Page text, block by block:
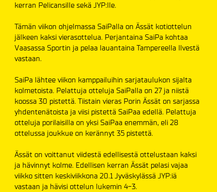
kerran Pelicansille sekä JYP:lle.
Tämän viikon ohjelmassa SaiPalla on Ässät kotiottelun
jälkeen kaksi vierasottelua. Perjantaina SaiPa kohtaa
Vaasassa Sportin ja pelaa lauantaina Tampereella Ilvestä
vastaan.
SaiPa lähtee viikon kamppailuihin sarjataulukon sijalta
kolmetoista. Pelattuja otteluja SaiPalla on 27 ja niistä
koossa 30 pistettä. Tiistain vieras Porin Ässät on sarjassa
yhdentenätoista ja viisi pistettä SaiPaa edellä. Pelattuja
otteluja porilaisilla on yksi SaiPaa enemmän, eli 28
ottelussa joukkue on kerännyt 35 pistettä.
Ässät on voittanut viidestä edellisestä ottelustaan kaksi
ja hävinnyt kolme. Edellisen kerran Ässät pelasi vajaa
viikko sitten keskiviikkona 20.1 Jyväskylässä JYP:iä
vastaan ja hävisi ottelun lukemin 4-3.